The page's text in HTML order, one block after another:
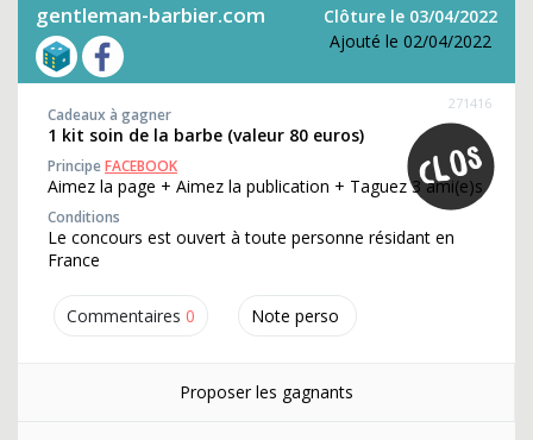
gentleman-barbier.com
Clôture le 03/04/2022
Ajouté le 02/04/2022
Commentaires 0 Note perso
271416
Cadeaux à gagner
1 kit soin de la barbe (valeur 80 euros)
PrincipeFACEBOOK
Aimez la page + Aimez la publication + Taguez 3 ami(e)s
Conditions
Le concours est ouvert à toute personne résidant en
France
Proposer les gagnants